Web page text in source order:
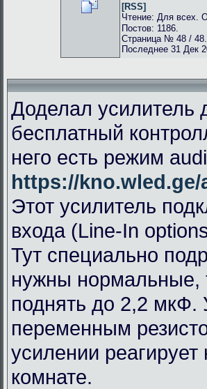
[RSS]
Чтение: Для всех.
Постов: 1186.
Страница № 48 / 48.
Последнее 31 Дек
Доделал усилитель
бесплатный
него есть режим
https://
Этот усилитель
входа (Line-In
Тут специально
нужны нормальные,
поднять до 2,2 мкФ.
переменным
усилении реагирует
комнате.